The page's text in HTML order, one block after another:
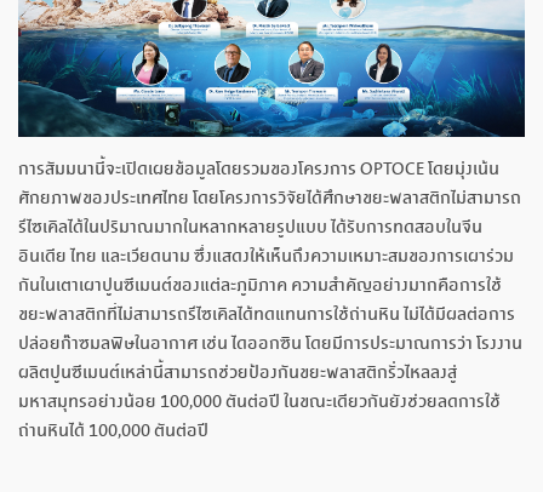
การสัมมนานี้จะเปิดเผยข้อมูลโดยรวมของโครงการ OPTOCE โดยมุ่งเน้น
ศักยภาพของประเทศไทย โดยโครงการวิจัยได้ศึกษาขยะพลาสติกไม่สามารถ
รีไซเคิลได้ในปริมาณมากในหลากหลายรูปแบบ ได้รับการทดสอบในจีน
อินเดีย ไทย และเวียดนาม ซึ่งแสดงให้เห็นถึงความเหมาะสมของการเผาร่วม
กันในเตาเผาปูนซีเมนต์ของแต่ละภูมิภาค ความสำคัญอย่างมากคือการใช้
ขยะพลาสติกที่ไม่สามารถรีไซเคิลได้ทดแทนการใช้ถ่านหิน ไม่ได้มีผลต่อการ
ปล่อยก๊าซมลพิษในอากาศ เช่น ไดออกซิน โดยมีการประมาณการว่า โรงงาน
ผลิตปูนซีเมนต์เหล่านี้สามารถช่วยป้องกันขยะพลาสติกรั่วไหลลงสู่
มหาสมุทรอย่างน้อย 100,000 ตันต่อปี ในขณะเดียวกันยังช่วยลดการใช้
ถ่านหินได้ 100,000 ตันต่อปี